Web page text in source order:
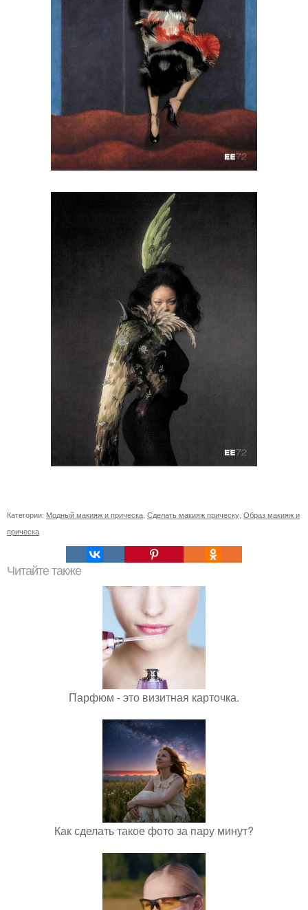
Категории: Модный макияж и прическа, Сделать макияж прическу, Образ макияж и
прическа
Читайте также
Парфюм - это визитная карточка.
Как сделать такое фото за пару минут?